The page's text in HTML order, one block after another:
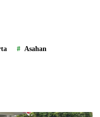
Asahan